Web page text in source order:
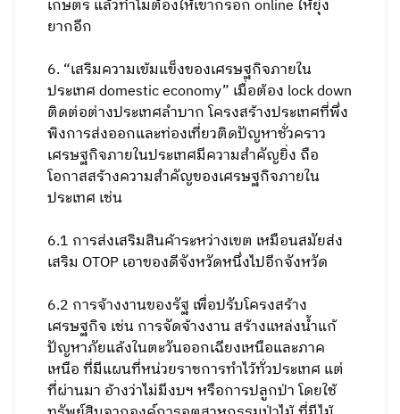
เสียภาษี ข้อมูลทะเบียนราษฎร์ ฯลฯ แต่ให้กรอก
ใหม่ด้วยระบบที่คนเดือดร้อนจริงไม่คุ้นเคย จึงเป็น
รัฐบาลที่แจกเงินแล้วโดนด่า ไม่ต้องพูดซ้ำเรื่อง
ความเดือดร้อนที่ต้องร้องเรียนรายวันที่กระทรวง
การคลัง กระทรวงแรงงาน ที่อ้างว่า จ่ายช้าเพราะ
คอมฯเก่า แต่เก็บเงินเข้าเร็ว ล่าสุดให้เกษตรกรลง
ทะเบียน online อีกแล้ว ทั้งที่ข้อมูลทะเบียน
เกษตรกรมีอยู่แล้ว เพราะเก็บบ่อย จ่ายบ่อย ทั้ง
ข้อมูล ธกส. การจ่ายเงินภัยแล้งน้ำท่วม ส่งเสริม
เกษตร แล้วทำไมต้องให้เขากรอก online ให้ยุ่ง
6. “เสริมความเข้มแข็งของเศรษฐกิจภายใน
ประเทศ domestic economy” เมื่อต้อง lock down
ติดต่อต่างประเทศลำบาก โครงสร้างประเทศที่พึ่ง
พิงการส่งออกและท่องเที่ยวติดปัญหาชั่วคราว
เศรษฐกิจภายในประเทศมีความสำคัญยิ่ง ถือ
โอกาสสร้างความสำคัญของเศรษฐกิจภายใน
ประเทศ เช่น